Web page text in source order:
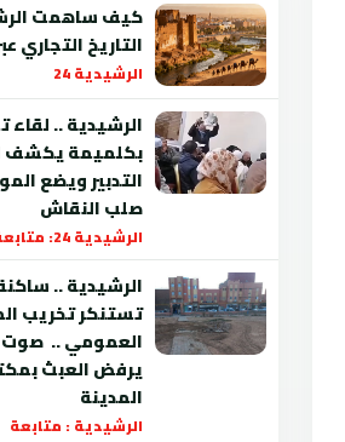
كيف ساهمت
التاريخ التجاري
الرشيدية 24
الرشيدية .. لقاء
بكلميمة يكشف
التدبير ويضع
صلب النقاش
الرشيدية 24: متابعة
الرشيدية ..
تستنكر تخريب
العمومي .. صوت
يرفض العبث
المدينة
الرشيدية : متابعة